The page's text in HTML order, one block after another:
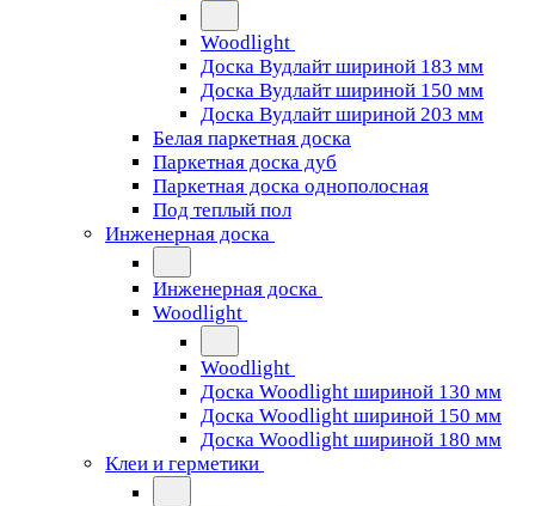
Woodlight
Доска Вудлайт шириной 183 мм
Доска Вудлайт шириной 150 мм
Доска Вудлайт шириной 203 мм
Белая паркетная доска
Паркетная доска дуб
Паркетная доска однополосная
Под теплый пол
Инженерная доска
Инженерная доска
Woodlight
Woodlight
Доска Woodlight шириной 130 мм
Доска Woodlight шириной 150 мм
Доска Woodlight шириной 180 мм
Клеи и герметики